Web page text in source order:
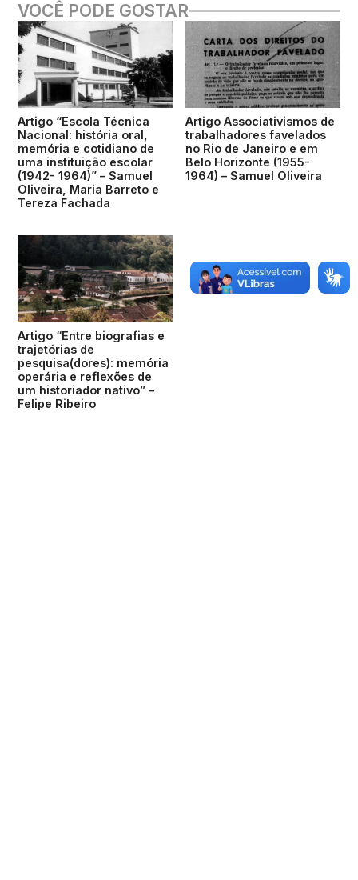
VOCÊ PODE GOSTAR
Artigo “Escola Técnica
Nacional: história oral,
memória e cotidiano de
uma instituição escolar
(1942- 1964)” – Samuel
Oliveira, Maria Barreto e
Tereza Fachada
Artigo Associativismos de
trabalhadores favelados
no Rio de Janeiro e em
Belo Horizonte (1955-
1964) – Samuel Oliveira
Artigo “Entre biografias e
trajetórias de
pesquisa(dores): memória
operária e reflexões de
um historiador nativo” –
Felipe Ribeiro